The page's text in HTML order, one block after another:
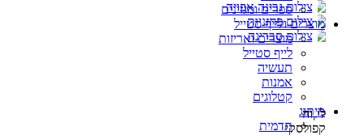
ספרים ומגזינים
מוצרים ולייף סטייל
מוצרים ואריזות
לייף סטייל
תעשיה
אמנות
קטלוגים
מיתוג
תדמית
לקוח
קפולסקי